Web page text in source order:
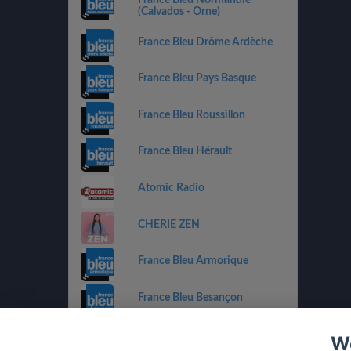
(Calvados - Orne)
France Bleu Drôme Ardèche
France Bleu Pays Basque
France Bleu Roussillon
France Bleu Hérault
Atomic Radio
CHERIE ZEN
France Bleu Armorique
France Bleu Besançon